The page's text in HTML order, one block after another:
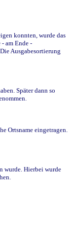
konnten, wurde das
am Ende -
Ausgabesortierung
Später dann so
Ortsname eingetragen.
wurde. Hierbei wurde